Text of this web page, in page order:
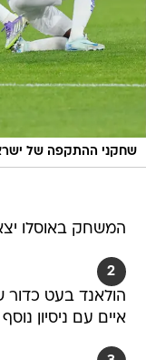
שחקני ההתקפה של
המשחק באוסלו
2
הולאנד בעט כדור
איים עם ניסיון